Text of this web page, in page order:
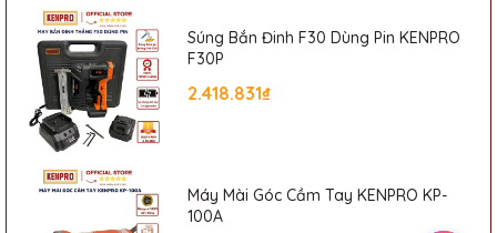
Súng Bắn Đinh F30 Dùng Pin KENPRO
F30P
2.418.831₫
Máy Mài Góc Cầm Tay KENPRO KP-
100A